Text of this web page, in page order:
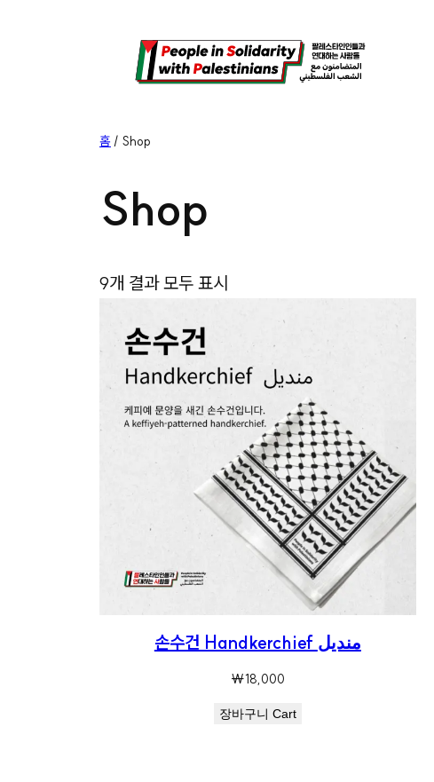
홈 / Shop
Shop
9개 결과 모두 표시
손수건 Handkerchief منديل
₩18,000
장바구니 Cart